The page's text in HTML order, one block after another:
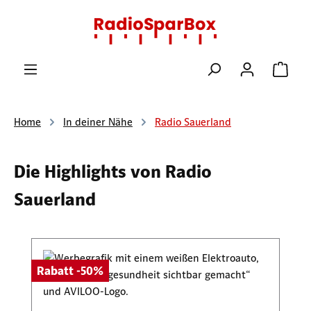
Zum Hauptinhalt springen
Home In deiner Nähe Radio Sauerland
Die Highlights von Radio
Sauerland
Rabatt -50%